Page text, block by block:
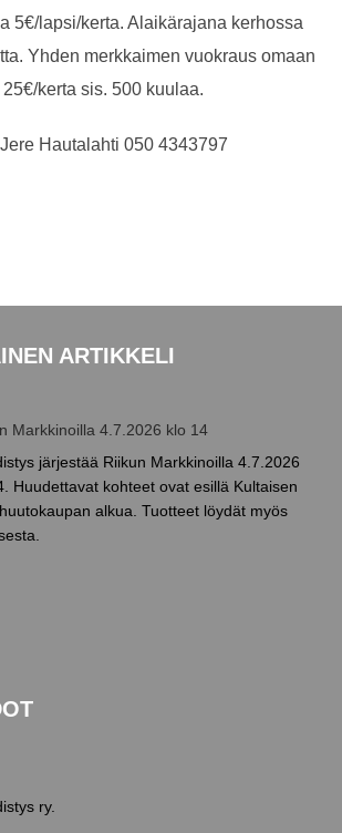
5€/lapsi/kerta. Alaikärajana kerhossa
Yhden merkkaimen vuokraus omaan
kerta sis. 500 kuulaa.
Hautalahti 050 4343797
ARTIKKELI
Markkinoilla 4.7.2026 klo 14
järjestää Riikun Markkinoilla 4.7.2026
Huudettavat kohteet ovat esillä Kultaisen
alkua. Tuotteet löydät myös
ry.